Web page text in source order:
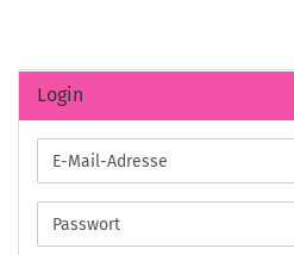
Login
E-
Mail-
Adresse
Passwort